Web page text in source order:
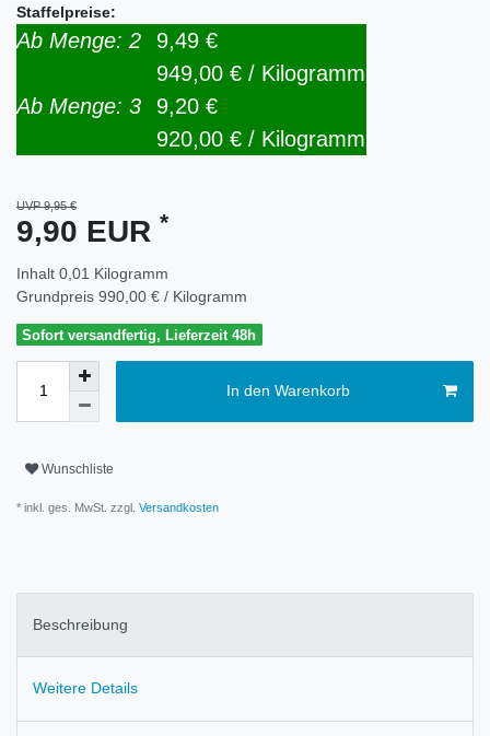
Staffelpreise:
Ab Menge: 2
9,49 €
949,00 € / Kilogramm
Ab Menge: 3
9,20 €
920,00 € / Kilogramm
UVP 9,95 €
9,90 EUR *
Inhalt 0,01 Kilogramm
Grundpreis 990,00 € / Kilogramm
Sofort versandfertig, Lieferzeit 48h
In den Warenkorb
Wunschliste
* inkl. ges. MwSt. zzgl. Versandkosten
Beschreibung
Weitere Details